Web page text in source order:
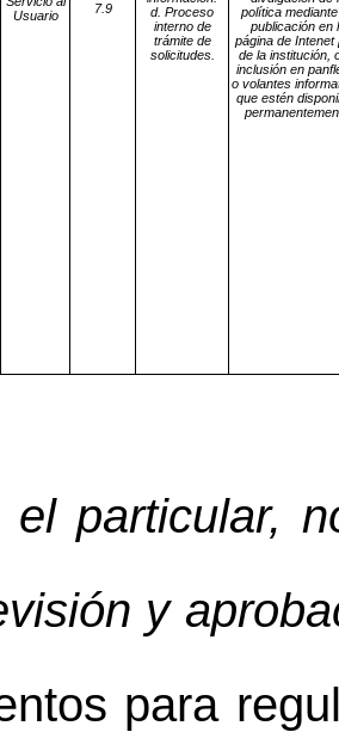
Usuario
7.9
d. Proceso
interno de
trámite de
solicitudes.
política
publicación en
página de Intenet
de la institución,
inclusión en
o volantes
que estén
el particular,
y
para